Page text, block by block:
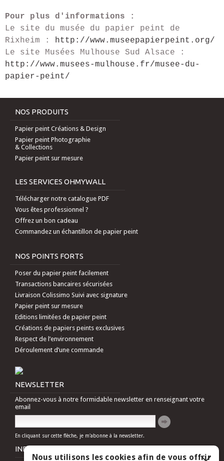
Pour plus d'informations :
Le site du musée du papier peint de
Rixheim :
http://www.museepapierpeint.org/
Le site Musées Mulhouse Sud Alsace :
http://www.musees-mulhouse.fr/musee-du-
papier-peint/
NOS PRODUITS
Papier peint Créations & Design
Papier peint Photographie
& Collections
Papier peint sur mesure
LES SERVICES OHMYWALL
Télécharger notre catalogue PDF
Vous êtes professionnel ?
Offrez un bon cadeau
Commandez un échantillon de papier peint
NOS POINTS FORTS
Poser du papier peint facilement
Transactions bancaires sécurisées
Livraison Colissimo Suivi avec signature
Papier peint sur mesure
Editions limitées de papier peint
Créations de papiers peints exclusives
Respect de l’environnement
Déroulement d’une commande
NEWSLETTER
Abonnez-vous à notre formidable newsletter en renseignant votre
email
En cliquant sur cette flèche, je m'abonne à la newsletter.
INFORMATIONS
Nous utilisons les cookies afin de vous offrir